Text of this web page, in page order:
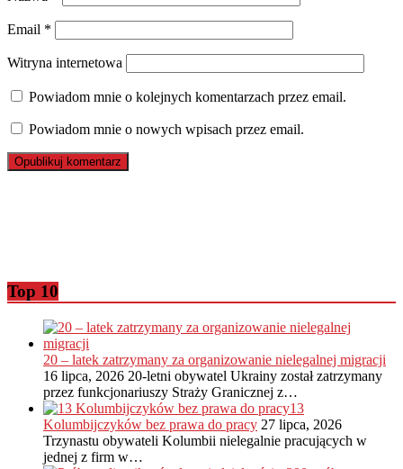
Email *
Witryna internetowa
Powiadom mnie o kolejnych komentarzach przez email.
Powiadom mnie o nowych wpisach przez email.
Top 10
20 – latek zatrzymany za organizowanie nielegalnej migracji
16 lipca, 2026 20-letni obywatel Ukrainy został zatrzymany
przez funkcjonariuszy Straży Granicznej z…
13
Kolumbijczyków bez prawa do pracy 27 lipca, 2026
Trzynastu obywateli Kolumbii nielegalnie pracujących w
jednej z firm w…